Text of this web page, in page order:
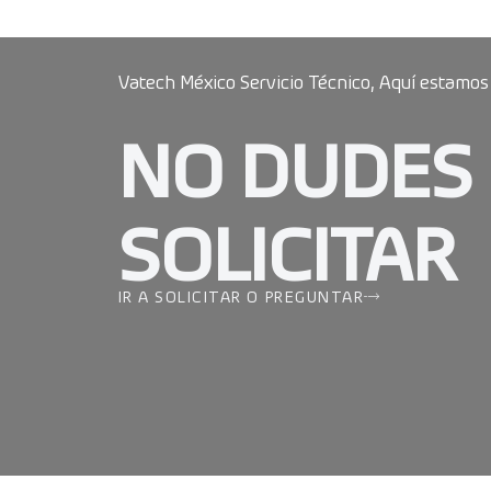
Vatech México Servicio Técnico, Aquí estamos
NO DUDES
SOLICITAR
IR A SOLICITAR O PREGUNTAR